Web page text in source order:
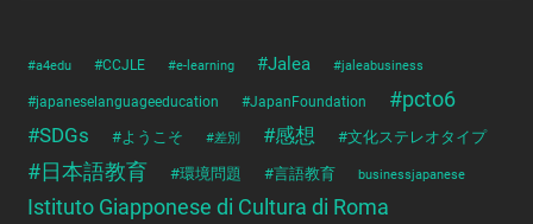
#a4edu #CCJLE #e-learning #Jalea #jaleabusiness
#japaneselanguageeducation #JapanFoundation #pcto6
#SDGs #ようこそ #差別 #感想 #文化ステレオタイプ
#日本語教育 #環境問題 #言語教育 businessjapanese
Istituto Giapponese di Cultura di Roma